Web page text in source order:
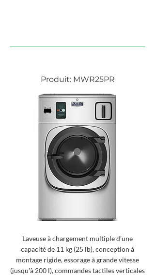
Produit: MWR25PR
Laveuse à chargement multiple d'une
capacité de 11 kg (25 lb), conception à
montage rigide, essorage à grande vitesse
(jusqu'à 200 l), commandes tactiles verticales